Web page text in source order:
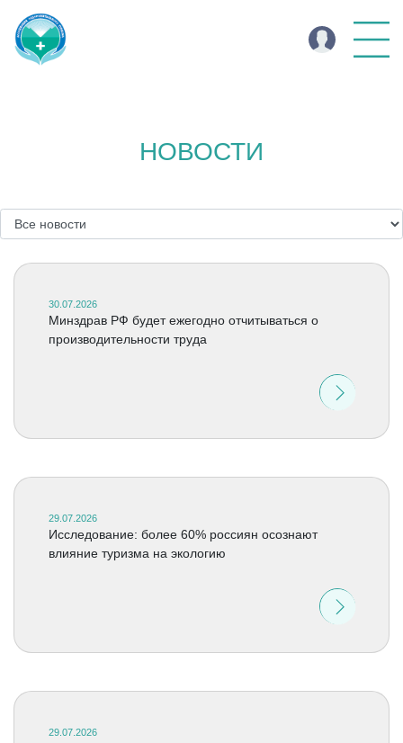
НОВОСТИ
30.07.2026
Минздрав РФ будет ежегодно отчитываться о
производительности труда
29.07.2026
Исследование: более 60% россиян осознают
влияние туризма на экологию
29.07.2026